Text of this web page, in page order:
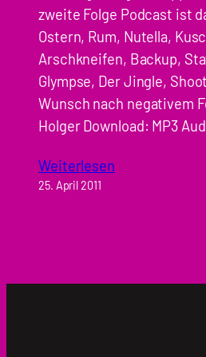
zweite Folge Podcast ist
Ostern, Rum, Nutella,
Arschkneifen, Backup,
Glympse, Der Jingle,
Wunsch nach negativem
Holger Download: MP3
Weiterlesen
25. April 2011